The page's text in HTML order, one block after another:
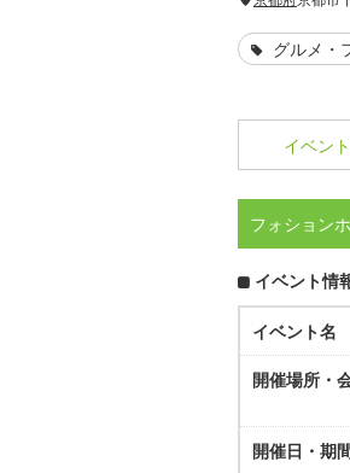
グルメ・
イベン
フォション
イベント情
イベント名
開催場所・
開催日・期